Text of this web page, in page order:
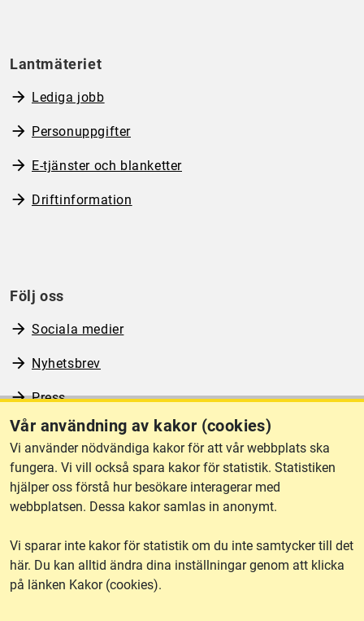
Vår användning av kakor (cookies)
Vi använder nödvändiga kakor för att vår webbplats ska
fungera. Vi vill också spara kakor för statistik. Statistiken
hjälper oss förstå hur besökare interagerar med
webbplatsen. Dessa kakor samlas in anonymt.
Vi sparar inte kakor för statistik om du inte samtycker till det
här. Du kan alltid ändra dina inställningar genom att klicka
på länken Kakor (cookies).
Lantmäteriet
Lediga jobb
Personuppgifter
E-tjänster och blanketter
Driftinformation
Följ oss
Sociala medier
Nyhetsbrev
Press
RSS
Om webbplatsen
Tillgänglighet
Other languages